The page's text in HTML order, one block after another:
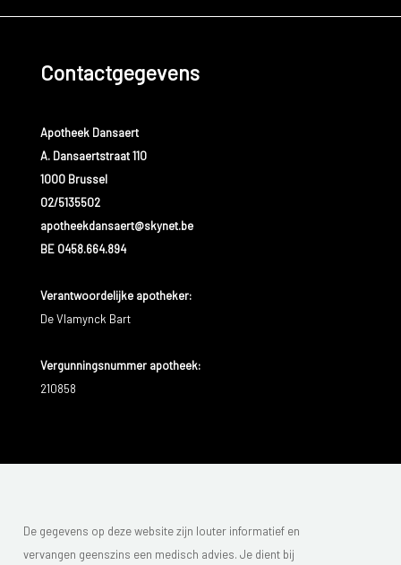
Contactgegevens
Apotheek Dansaert
A. Dansaertstraat 110
1000 Brussel
02/5135502
apotheekdansaert@skynet.be
BE 0458.664.894
Verantwoordelijke apotheker:
De Vlamynck Bart
Vergunningsnummer apotheek:
210858
De gegevens op deze website zijn louter informatief en
vervangen geenszins een medisch advies. Je dient bij